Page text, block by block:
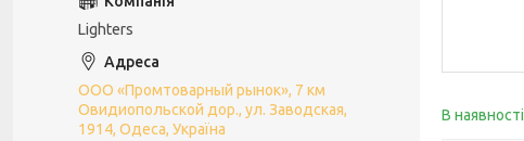
В наявності
Lighters
ООО «Промтоварный рынок», 7 км
Овидиопольской дор., ул. Заводская,
1914, Одеса, Україна